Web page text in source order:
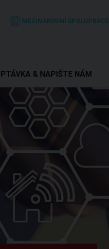
MEZINÁRODNÍ SPOLUPRÁCE
& NAPIŠTE NÁM